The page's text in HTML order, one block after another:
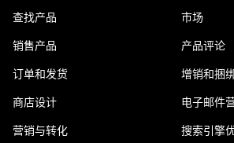
查找产品
销售产品
订单和发货
商店设计
营销与转化
市场
产品评论
增销和捆
电子邮件
搜索引擎